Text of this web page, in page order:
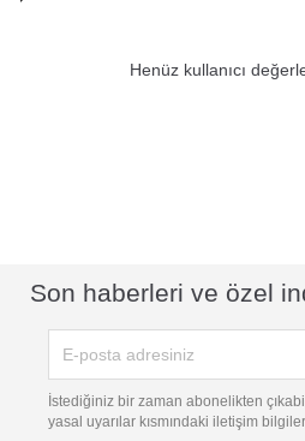
Henüz kullanıcı
Son haberleri ve özel
İstediğiniz bir zaman abonelikten
yasal uyarılar kısmındaki iletişim